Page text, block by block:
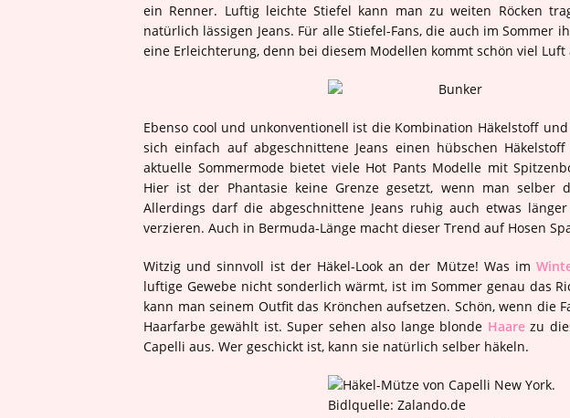
ein Renner. Luftig leichte Stiefel kann man zu weiten Röcken
natürlich lässigen Jeans. Für alle Stiefel-Fans, die auch im Sommer
eine Erleichterung, denn bei diesem Modellen kommt schön viel Luft
Ebenso cool und unkonventionell ist die Kombination Häkelstoff
sich einfach auf abgeschnittene Jeans einen hübschen
aktuelle Sommermode bietet viele Hot Pants Modelle mit
Hier ist der Phantasie keine Grenze gesetzt, wenn man selber
Allerdings darf die abgeschnittene Jeans ruhig auch etwas
verzieren. Auch in Bermuda-Länge macht dieser Trend auf Hosen
Witzig und sinnvoll ist der Häkel-Look an der Mütze! Was im
luftige Gewebe nicht sonderlich wärmt, ist im Sommer genau das
kann man seinem Outfit das Krönchen aufsetzen. Schön, wenn die
Haarfarbe gewählt ist. Super sehen also lange blonde Haarezu
Capelli aus. Wer geschickt ist, kann sie natürlich selber häkeln.